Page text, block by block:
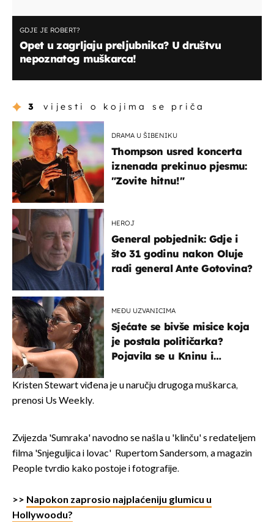
GDJE JE ROBERT?
Opet u zagrljaju preljubnika? U društvu
nepoznatog muškarca!
3 vijesti o kojima se priča
DRAMA U ŠIBENIKU
Thompson usred koncerta
iznenada prekinuo pjesmu:
"Zovite hitnu!"
HEROJ
General pobjednik: Gdje i
što 31 godinu nakon Oluje
radi general Ante Gotovina?
MEĐU UZVANICIMA
Sjećate se bivše misice koja
je postala političarka?
Pojavila se u Kninu i
Kristen Stewart viđena je u naručju drugoga muškarca,
prenosi Us Weekly.
Zvijezda 'Sumraka' navodno se našla u 'klinču' s redateljem
filma 'Snjeguljica i lovac' Rupertom Sandersom, a magazin
People tvrdio kako postoje i fotografije.
>> Napokon zaprosio najplaćeniju glumicu u
Hollywoodu?